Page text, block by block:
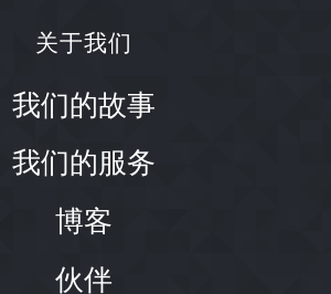
关于我们
我们的故事
我们的服务
博客
伙伴